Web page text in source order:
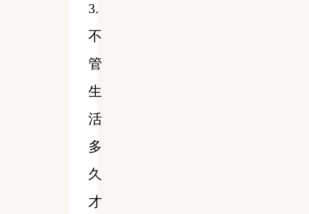
3.
不
管
生
活
多
久
才